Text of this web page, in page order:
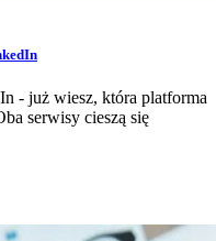
- już wiesz, która platforma
serwisy cieszą się